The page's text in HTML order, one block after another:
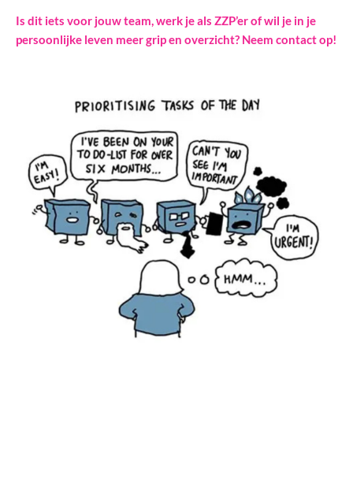
Is dit iets voor jouw team, werk je als ZZP’er of wil je in je
persoonlijke leven meer grip en overzicht? Neem contact op!